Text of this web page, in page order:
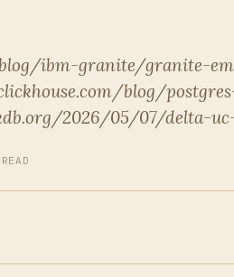
ibm-granite/granite-
blog/
2026/05/07/delta-